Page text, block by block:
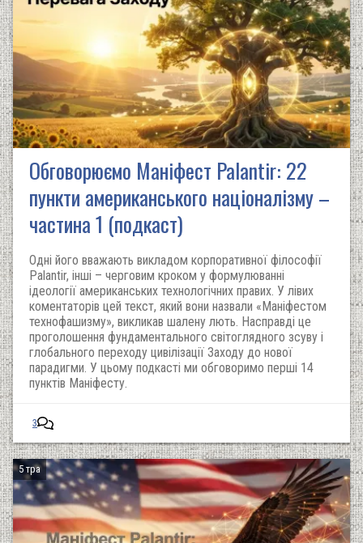
Обговорюємо Маніфест Palantir: 22
пункти американського націоналізму –
частина 1 (подкаст)
Одні його вважають викладом корпоративної філософії
Palantir, інші – черговим кроком у формулюванні
ідеології американських технологічних правих. У лівих
коментаторів цей текст, який вони назвали «Маніфестом
технофашизму», викликав шалену лють. Насправді це
проголошення фундаментального світоглядного зсуву і
глобального переходу цивілізації Заходу до нової
парадигми. У цьому подкасті ми обговоримо перші 14
пунктів Маніфесту.
3
5 тра